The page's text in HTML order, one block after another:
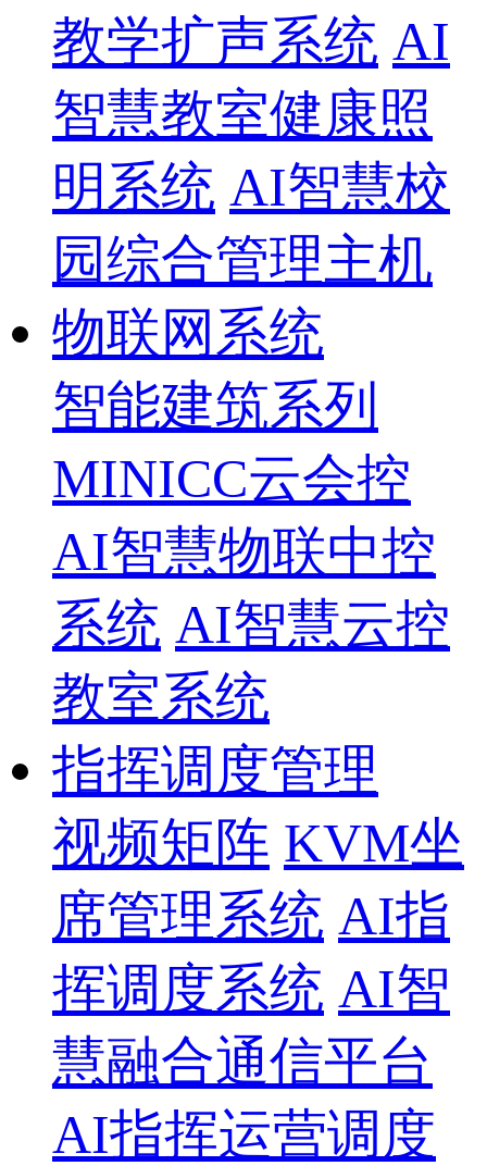
教学扩声系统 AI
智慧教室健康照
明系统 AI智慧校
园综合管理主机
物联网系统
智能建筑系列
MINICC云会控
AI智慧物联中控
系统 AI智慧云控
教室系统
指挥调度管理
视频矩阵 KVM坐
席管理系统 AI指
挥调度系统 AI智
慧融合通信平台
AI指挥运营调度